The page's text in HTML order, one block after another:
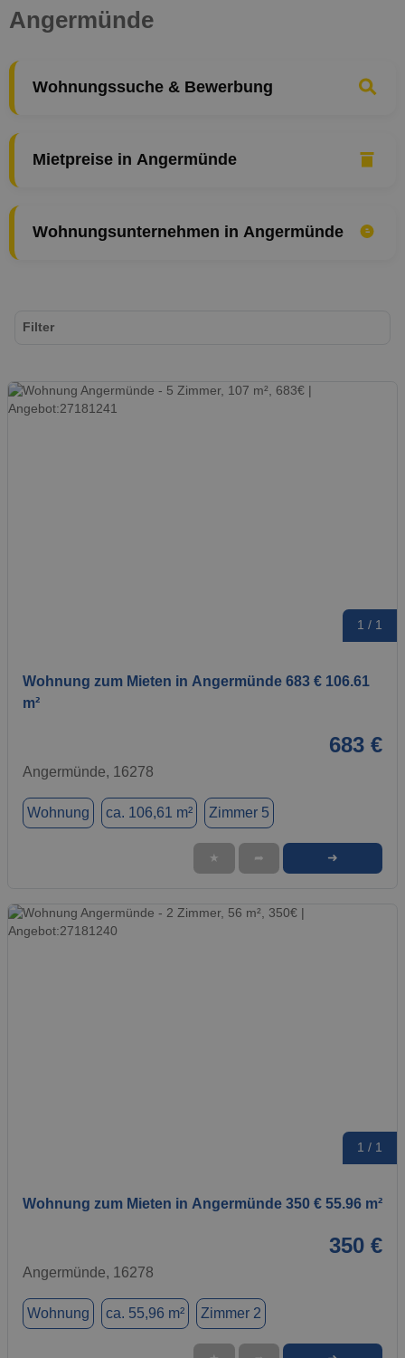
Angermünde
Wohnungssuche & Bewerbung
Mietpreise in Angermünde
Wohnungsunternehmen in Angermünde
1 / 1
Wohnung zum Mieten in Angermünde 683 € 106.61
m²
683 €
Angermünde, 16278
Wohnung ca. 106,61 m² Zimmer 5
★ ➦ ➜
1 / 1
Wohnung zum Mieten in Angermünde 350 € 55.96 m²
350 €
Angermünde, 16278
Wohnung ca. 55,96 m² Zimmer 2
Filter